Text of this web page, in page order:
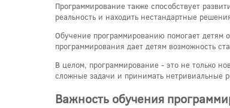
Программирование также способствует
реальность и находить нестандартные
Обучение программированию помогает детям
программирования дает детям возможность
В целом, программирование - это не только
сложные задачи и принимать нетривиальные
Важность обучения